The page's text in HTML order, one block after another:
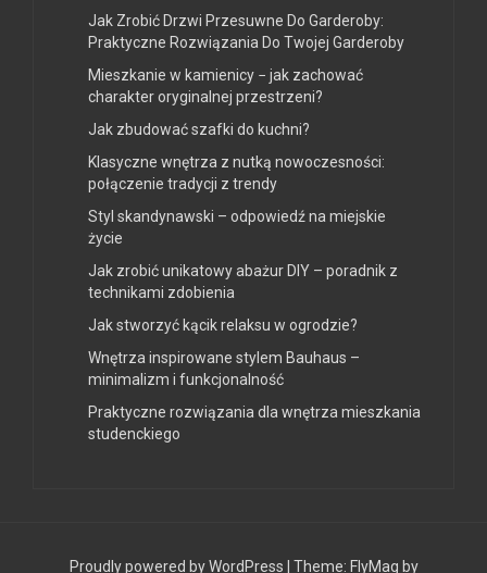
Jak Zrobić Drzwi Przesuwne Do Garderoby:
Praktyczne Rozwiązania Do Twojej Garderoby
Mieszkanie w kamienicy − jak zachować
charakter oryginalnej przestrzeni?
Jak zbudować szafki do kuchni?
Klasyczne wnętrza z nutką nowoczesności:
połączenie tradycji z trendy
Styl skandynawski – odpowiedź na miejskie
życie
Jak zrobić unikatowy abażur DIY – poradnik z
technikami zdobienia
Jak stworzyć kącik relaksu w ogrodzie?
Wnętrza inspirowane stylem Bauhaus –
minimalizm i funkcjonalność
Praktyczne rozwiązania dla wnętrza mieszkania
studenckiego
Proudly powered by WordPress Theme: FlyMag by